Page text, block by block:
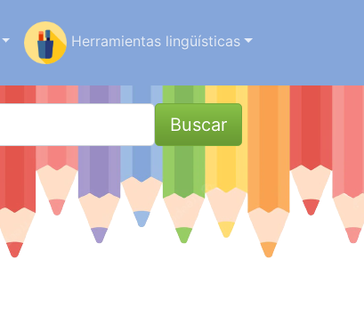
Herramientas lingüísticas
Buscar